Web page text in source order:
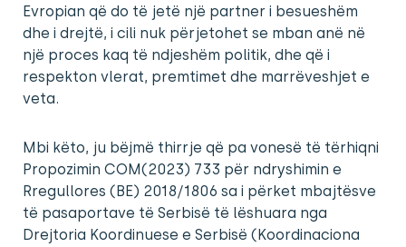
Evropian që do të jetë një partner i besueshëm
dhe i drejtë, i cili nuk përjetohet se mban anë në
një proces kaq të ndjeshëm politik, dhe që i
respekton vlerat, premtimet dhe marrëveshjet e
veta.
Mbi këto, ju bëjmë thirrje që pa vonesë të tërhiqni
Propozimin COM(2023) 733 për ndryshimin e
Rregullores (BE) 2018/1806 sa i përket mbajtësve
të pasaportave të Serbisë të lëshuara nga
Drejtoria Koordinuese e Serbisë (Koordinaciona